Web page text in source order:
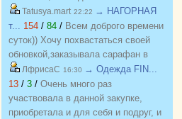
Tatusya.mart 22:22 → НАГОРНАЯ
т... 154 / 84 / Всем доброго времени
суток)) Хочу похвастаться своей
обновкой,заказывала сарафан в
закупке (Нагорная трикотаж) и
осталась в полном восторге от
качества)) Соответствие
размерности и качество Выше
ЛфрисаС 16:30 → Одежда FIN...
13 / 3 / Очень много раз
участвовала в данной закупке,
приобретала и для себя и подруг, и